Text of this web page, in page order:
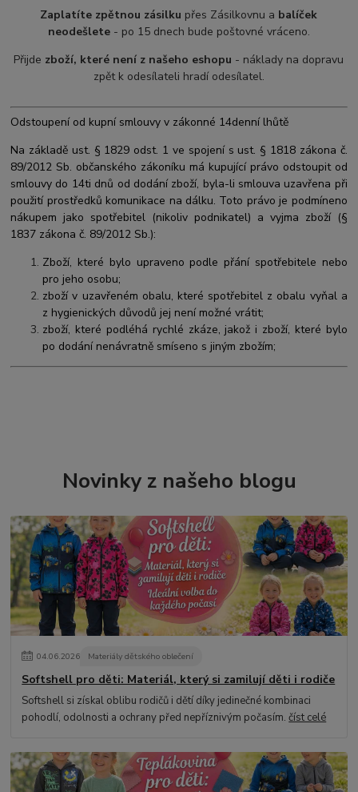
Zaplatíte zpětnou zásilku přes Zásilkovnu a balíček
neodešlete- po 15 dnech bude poštovné vráceno.
Přijde zboží, které není z našeho eshopu - náklady na dopravu
zpět k odesílateli hradí odesílatel.
Odstoupení od kupní smlouvy v zákonné 14denní lhůtě
Na základě ust. § 1829 odst. 1 ve spojení s ust. § 1818 zákona č.
89/2012 Sb. občanského zákoníku má kupující právo odstoupit od
smlouvy do 14ti dnů od dodání zboží, byla-li smlouva uzavřena při
použití prostředků komunikace na dálku. Toto právo je podmíneno
nákupem jako spotřebitel (nikoliv podnikatel) a vyjma zboží (§
1837 zákona č. 89/2012 Sb.):
Zboží, které bylo upraveno podle přání spotřebitele nebo
pro jeho osobu;
zboží v uzavřeném obalu, které spotřebitel z obalu vyňal a
z hygienických důvodů jej není možné vrátit;
zboží, které podléhá rychlé zkáze, jakož i zboží, které bylo
po dodání nenávratně smíseno s jiným zbožím;
Novinky z našeho blogu
04.06.2026 Materiály dětského oblečení
Softshell pro děti: Materiál, který si zamilují děti i rodiče
Softshell si získal oblibu rodičů i dětí díky jedinečné kombinaci
pohodlí, odolnosti a ochrany před nepříznivým počasím.číst celé